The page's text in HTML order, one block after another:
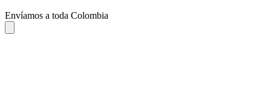
Envíamos a toda Colombia